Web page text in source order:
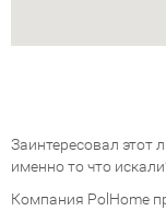
Заинтересовал этот
именно то что
Компания PolHome